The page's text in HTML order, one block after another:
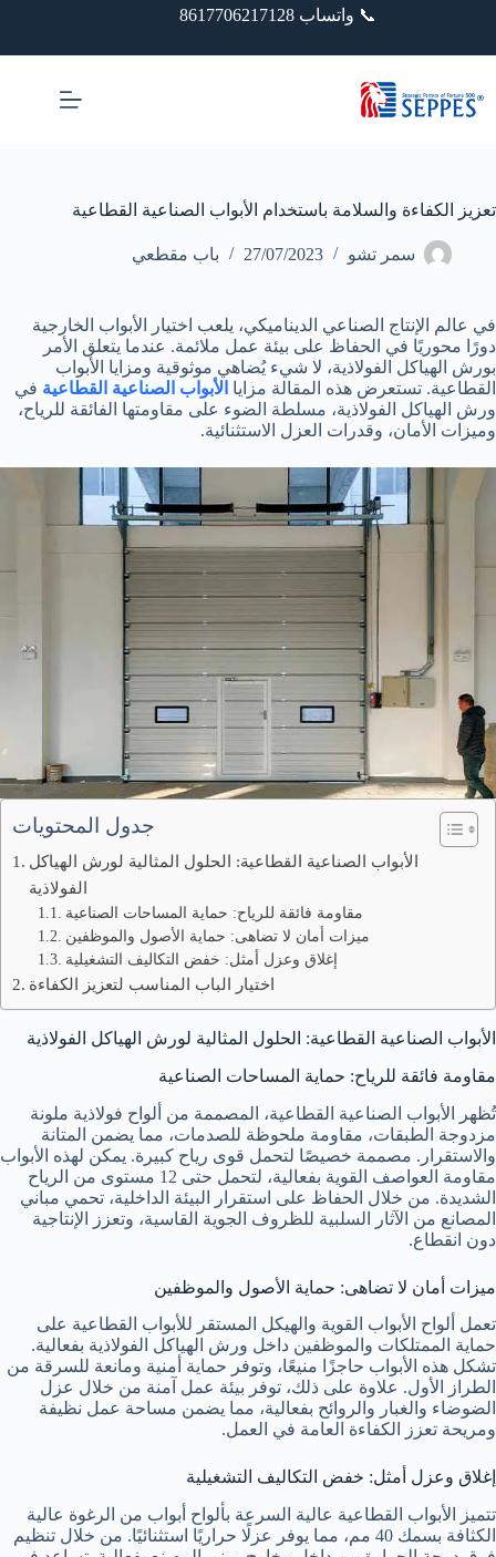
المحتوى
📞 واتساب 8617706217128
تعزيز الكفاءة والسلامة باستخدام الأبواب الصناعية القطاعية
سمر تشو 27/07/2023 باب مقطعي
في عالم الإنتاج الصناعي الديناميكي، يلعب اختيار الأبواب الخارجية
دورًا محوريًا في الحفاظ على بيئة عمل ملائمة. عندما يتعلق الأمر
بورش الهياكل الفولاذية، لا شيء يُضاهي موثوقية ومزايا الأبواب
القطاعية. تستعرض هذه المقالة مزايا الأبواب الصناعية القطاعية في
ورش الهياكل الفولاذية، مسلطة الضوء على مقاومتها الفائقة للرياح،
وميزات الأمان، وقدرات العزل الاستثنائية.
جدول المحتويات
الأبواب الصناعية القطاعية: الحلول المثالية لورش الهياكل
الفولاذية
مقاومة فائقة للرياح: حماية المساحات الصناعية
ميزات أمان لا تضاهى: حماية الأصول والموظفين
إغلاق وعزل أمثل: خفض التكاليف التشغيلية
اختيار الباب المناسب لتعزيز الكفاءة
الأبواب الصناعية القطاعية: الحلول المثالية لورش الهياكل الفولاذية
مقاومة فائقة للرياح: حماية المساحات الصناعية
تُظهر الأبواب الصناعية القطاعية، المصممة من ألواح فولاذية ملونة
مزدوجة الطبقات، مقاومة ملحوظة للصدمات، مما يضمن المتانة
والاستقرار. مصممة خصيصًا لتحمل قوى رياح كبيرة. يمكن لهذه الأبواب
مقاومة العواصف القوية بفعالية، لتحمل حتى 12 مستوى من الرياح
الشديدة. من خلال الحفاظ على استقرار البيئة الداخلية، تحمي مباني
المصانع من الآثار السلبية للظروف الجوية القاسية، وتعزز الإنتاجية
دون انقطاع.
ميزات أمان لا تضاهى: حماية الأصول والموظفين
تعمل ألواح الأبواب القوية والهيكل المستقر للأبواب القطاعية على
حماية الممتلكات والموظفين داخل ورش الهياكل الفولاذية بفعالية.
تشكل هذه الأبواب حاجزًا منيعًا، وتوفر حماية أمنية ومانعة للسرقة من
الطراز الأول. علاوة على ذلك، توفر بيئة عمل آمنة من خلال عزل
الضوضاء والغبار والروائح بفعالية، مما يضمن مساحة عمل نظيفة
ومريحة تعزز الكفاءة العامة في العمل.
إغلاق وعزل أمثل: خفض التكاليف التشغيلية
تتميز الأبواب القطاعية عالية السرعة بألواح أبواب من الرغوة عالية
الكثافة بسمك 40 مم، مما يوفر عزلًا حراريًا استثنائيًا. من خلال تنظيم